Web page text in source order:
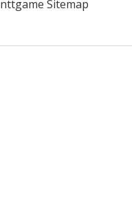
nttgame Sitemap